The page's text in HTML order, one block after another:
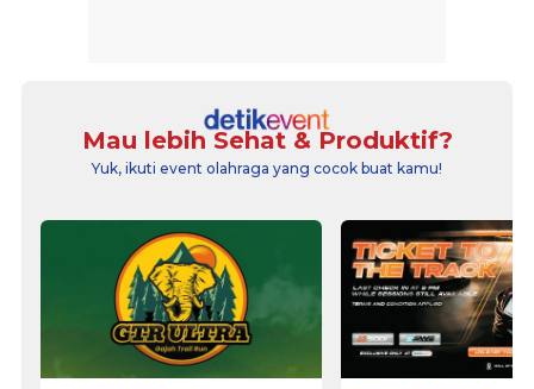
Mau lebih Sehat & Produktif?
Yuk, ikuti event olahraga yang cocok buat kamu!